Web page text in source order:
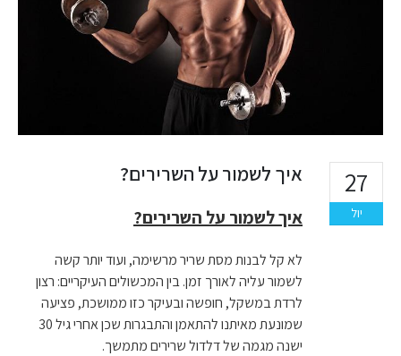
27
יול
איך לשמור על השרירים?
איך לשמור על השרירים?
לא קל לבנות מסת שריר מרשימה, ועוד יותר קשה
לשמור עליה לאורך זמן. בין המכשולים העיקריים: רצון
לרדת במשקל, חופשה ובעיקר כזו ממושכת, פציעה
שמונעת מאיתנו להתאמן והתבגרות שכן אחרי גיל 30
ישנה מגמה של דלדול שרירים מתמשך.